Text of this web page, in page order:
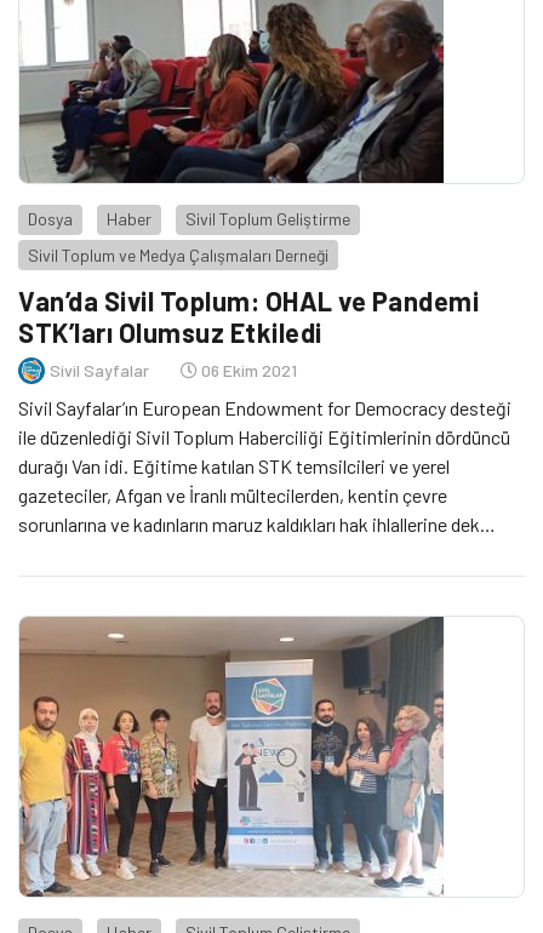
Dosya Haber
Sivil Toplum Geliştirme
Sivil Toplum ve Medya Çalışmaları Derneği
Van’da Sivil Toplum: OHAL ve Pandemi
STK’ları Olumsuz Etkiledi
Sivil Sayfalar 06 Ekim 2021
Sivil Sayfalar’ın European Endowment for Democracy desteği
ile düzenlediği Sivil Toplum Haberciliği Eğitimlerinin dördüncü
durağı Van idi. Eğitime katılan STK temsilcileri ve yerel
gazeteciler, Afgan ve İranlı mültecilerden, kentin çevre
sorunlarına ve kadınların maruz kaldıkları hak ihlallerine dek
değindiler. Bunun yanında sivil toplumun kentte OHAL
sürecinden ve pandemiden olumsuz etkilendiği vurgusu öne
çıktı.